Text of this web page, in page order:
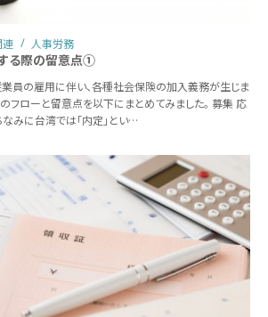
連 人事労務
る際の留意点①
員の雇用に伴い、各種社会保険の加入義務が生じま
フローと留意点を以下にまとめてみました。 募集 応
みに台湾では「内定」とい…